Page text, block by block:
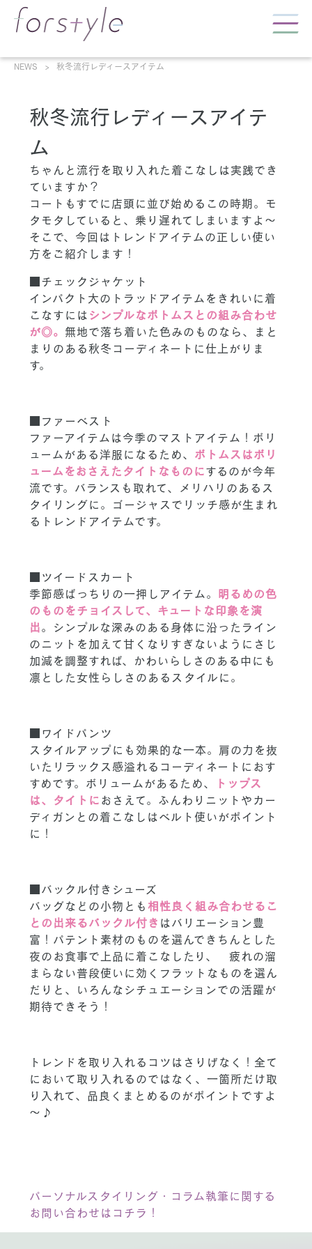
NEWS 秋冬流行レディースアイテム
秋冬流行レディースアイテ
ム
ちゃんと流行を取り入れた着こなしは実践でき
ていますか？
コートもすでに店頭に並び始めるこの時期。モ
タモタしていると、乗り遅れてしまいますよ～
そこで、今回はトレンドアイテムの正しい使い
方をご紹介します！
■チェックジャケット
インパクト大のトラッドアイテムをきれいに着
こなすには シンプルなボトムスとの組み合わせ
が◎。 無地で落ち着いた色みのものなら、まと
まりのある秋冬コーディネートに仕上がりま
す。
■ファーベスト
ファーアイテムは今季のマストアイテム！ボリ
ュームがある洋服になるため、 ボトムスはボリ
ュームをおさえたタイトなものにするのが今年
流です。バランスも取れて、メリハリのあるス
タイリングに。ゴージャスでリッチ感が生まれ
るトレンドアイテムです。
■ツイードスカート
季節感ばっちりの一押しアイテム。
明るめの色
のものをチョイスして、キュートな印象を演
出。シンプルな深みのある身体に沿ったライン
のニットを加えて甘くなりすぎないようにさじ
加減を調整すれば、かわいらしさのある中にも
凛とした女性らしさのあるスタイルに。
■ワイドパンツ
スタイルアップにも効果的な一本。肩の力を抜
いたリラックス感溢れるコーディネートにおす
すめです。ボリュームがあるため、
トップス
は、タイトに おさえて。ふんわりニットやカー
ディガンとの着こなしはベルト使いがポイント
に！
■バックル付きシューズ
バッグなどの小物とも 相性良く組み合わせるこ
との出来るバックル付き はバリエーション豊
富！パテント素材のものを選んできちんとした
夜のお食事で上品に着こなしたり、 疲れの溜
まらない普段使いに効くフラットなものを選ん
だりと、いろんなシチュエーションでの活躍が
期待できそう！
トレンドを取り入れるコツはさりげなく！全て
において取り入れるのではなく、一箇所だけ取
り入れて、品良くまとめるのがポイントですよ
～♪
パーソナルスタイリング・コラム執筆に関する
お問い合わせはコチラ！